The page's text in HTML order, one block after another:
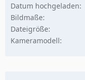
Datum hochgeladen
Bildmaße
Dateigröße
Kameramodell